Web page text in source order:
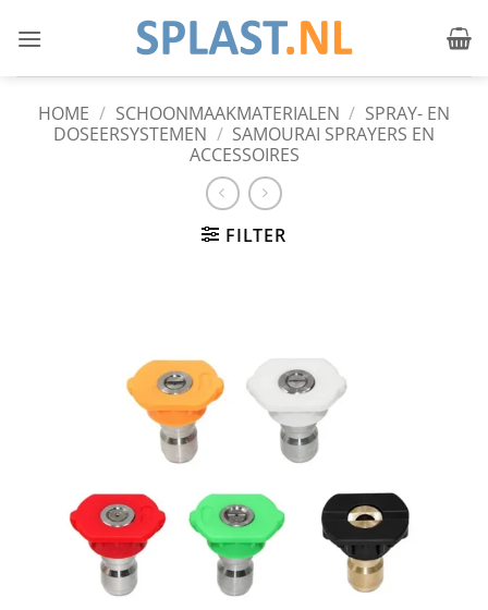
naar
HOME / SCHOONMAAKMATERIALEN / SPRAY- EN
DOSEERSYSTEMEN / SAMOURAI SPRAYERS EN
ACCESSOIRES
FILTER